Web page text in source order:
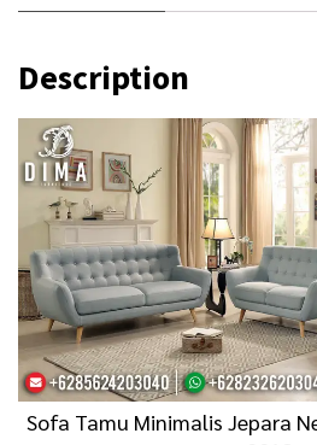
Description
Sofa Tamu Minimalis Jepara